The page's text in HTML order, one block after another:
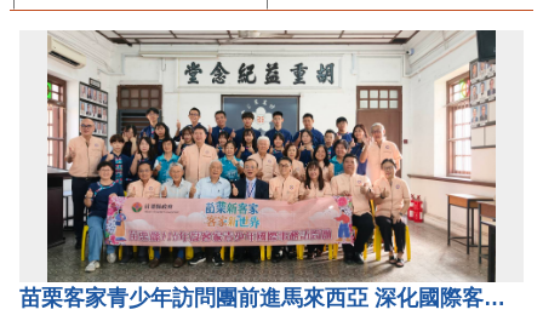
苗栗客家青少年訪問團前進馬來西亞 深化國際客家文化交流